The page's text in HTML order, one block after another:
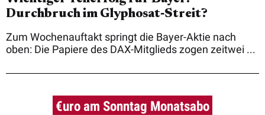
Durchbruch im Glyphosat‑Streit?
Zum Wochenauftakt springt die Bayer-Aktie nach
oben: Die Papiere des DAX-Mitglieds zogen zeitwei ...
€uro am Sonntag Monatsabo